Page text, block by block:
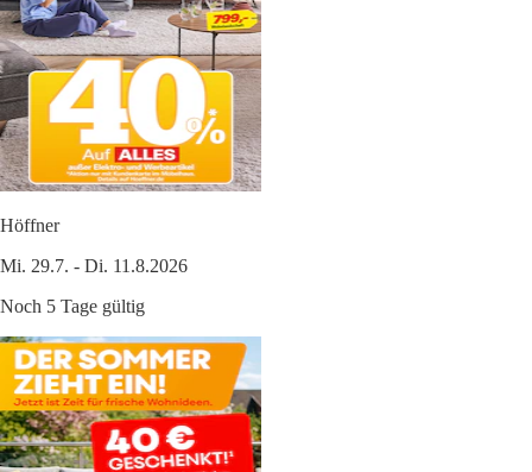
Höffner
Mi. 29.7. - Di. 11.8.2026
Noch 5 Tage gültig